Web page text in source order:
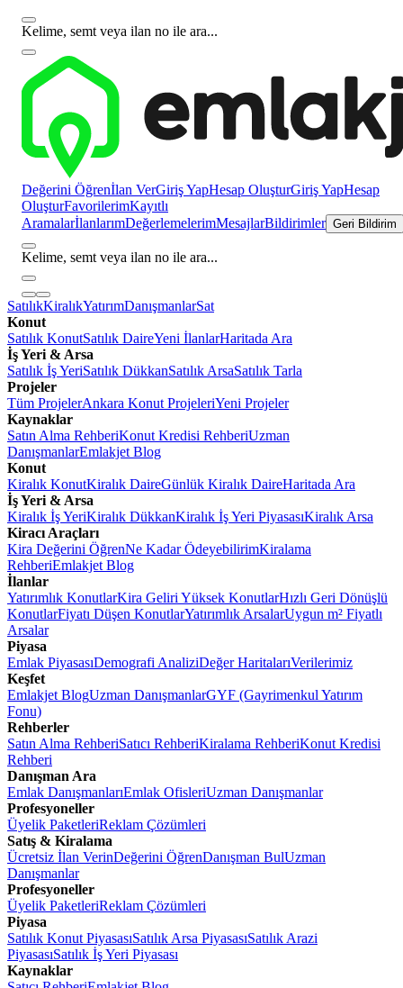
Kelime, semt veya ilan no ile ara...
Değerini Öğrenİlan VerGiriş YapHesap OluşturGiriş YapHesap
OluşturFavorilerimKayıtlı
AramalarİlanlarımDeğerlemelerimMesajlarBildirimler Geri Bildirim
Kelime, semt veya ilan no ile ara...
SatılıkKiralıkYatırımDanışmanlarSat
Konut
Satılık KonutSatılık DaireYeni İlanlarHaritada Ara
İş Yeri & Arsa
Satılık İş YeriSatılık DükkanSatılık ArsaSatılık Tarla
Projeler
Tüm ProjelerAnkara Konut ProjeleriYeni Projeler
Kaynaklar
Satın Alma RehberiKonut Kredisi RehberiUzman
DanışmanlarEmlakjet Blog
Konut
Kiralık KonutKiralık DaireGünlük Kiralık DaireHaritada Ara
İş Yeri & Arsa
Kiralık İş YeriKiralık DükkanKiralık İş Yeri PiyasasıKiralık Arsa
Kiracı Araçları
Kira Değerini ÖğrenNe Kadar ÖdeyebilirimKiralama
RehberiEmlakjet Blog
İlanlar
Yatırımlık KonutlarKira Geliri Yüksek KonutlarHızlı Geri Dönüşlü
KonutlarFiyatı Düşen KonutlarYatırımlık ArsalarUygun m² Fiyatlı
Arsalar
Piyasa
Emlak PiyasasıDemografi AnaliziDeğer HaritalarıVerilerimiz
Keşfet
Emlakjet BlogUzman DanışmanlarGYF (Gayrimenkul Yatırım
Fonu)
Rehberler
Satın Alma RehberiSatıcı RehberiKiralama RehberiKonut Kredisi
Rehberi
Danışman Ara
Emlak DanışmanlarıEmlak OfisleriUzman Danışmanlar
Profesyoneller
Üyelik PaketleriReklam Çözümleri
Satış & Kiralama
Ücretsiz İlan VerinDeğerini ÖğrenDanışman BulUzman
Danışmanlar
Profesyoneller
Üyelik PaketleriReklam Çözümleri
Piyasa
Satılık Konut PiyasasıSatılık Arsa PiyasasıSatılık Arazi
PiyasasıSatılık İş Yeri Piyasası
Kaynaklar